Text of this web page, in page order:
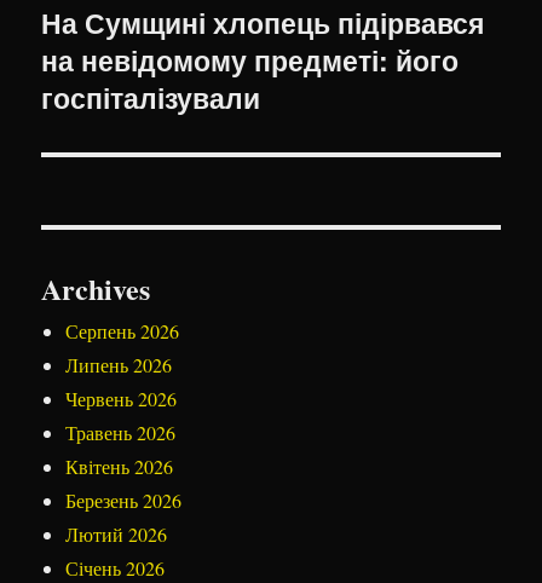
Наступний
запис:
На Сумщині хлопець підірвався
на невідомому предметі: його
госпіталізували
Archives
Серпень 2026
Липень 2026
Червень 2026
Травень 2026
Квітень 2026
Березень 2026
Лютий 2026
Січень 2026